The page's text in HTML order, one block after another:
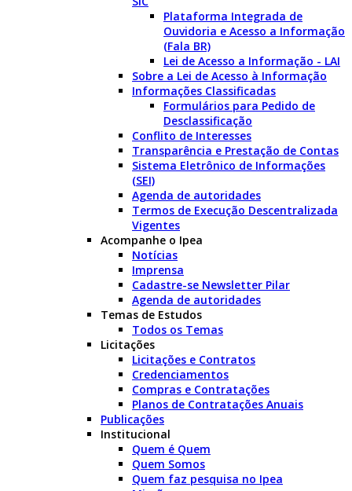
Plataforma Integrada de
Ouvidoria e Acesso a Informação
(Fala BR)
Lei de Acesso a Informação - LAI
Sobre a Lei de Acesso à Informação
Informações Classificadas
Formulários para Pedido de
Desclassificação
Conflito de Interesses
Transparência e Prestação de Contas
Sistema Eletrônico de Informações
(SEI)
Agenda de autoridades
Termos de Execução Descentralizada
Vigentes
Acompanhe o Ipea
Notícias
Imprensa
Cadastre-se Newsletter Pilar
Agenda de autoridades
Temas de Estudos
Todos os Temas
Licitações
Licitações e Contratos
Credenciamentos
Compras e Contratações
Planos de Contratações Anuais
Publicações
Institucional
Quem é Quem
Quem Somos
Quem faz pesquisa no Ipea